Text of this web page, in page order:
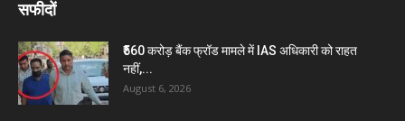
सफीदों
₹560 करोड़ बैंक फ्रॉड मामले में IAS अधिकारी को राहत
नहीं,...
August 6, 2026